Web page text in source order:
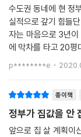
수도권 동네에 현 정
실적으로 갚기 힘들
자는 마음으로 3년
에 막차를 타고 20평
였는데 삼호어묵님
꽉꽉 막히고 공
p********e
종이책
정부가 집값을 안
앞으로 집 살 계획이